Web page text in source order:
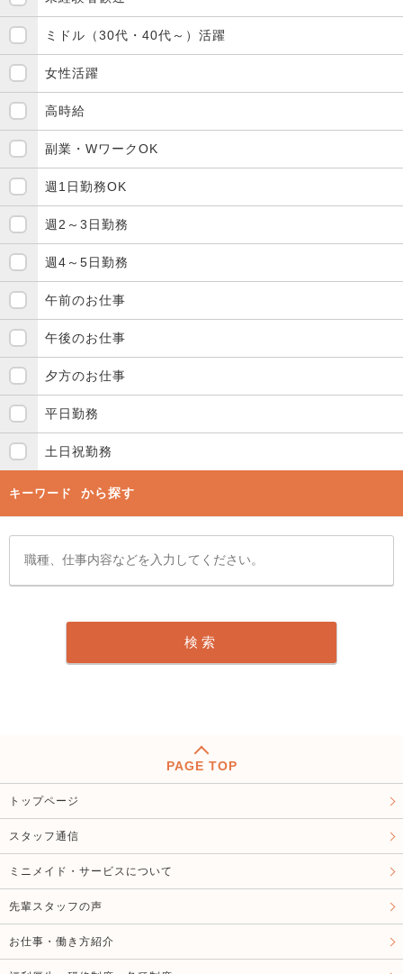
ミドル（30代・40代～）活躍
女性活躍
高時給
副業・WワークOK
週1日勤務OK
週2～3日勤務
週4～5日勤務
午前のお仕事
午後のお仕事
夕方のお仕事
平日勤務
土日祝勤務
キーワード から探す
PAGE TOP
トップページ
スタッフ通信
ミニメイド・サービスについて
先輩スタッフの声
お仕事・働き方紹介